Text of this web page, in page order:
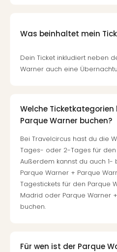
Was beinhaltet mein
Dein Ticket inkludiert neben
Warner auch eine
Welche
Parque Warner buchen?
Bei Travelcircus hast du die
Tages- oder 2-Tages für den
Außerdem kannst du auch 1-
Parque Warner + Parque
Tagestickets für den Parque
Madrid oder Parque Warner
buchen.
Für wen ist der Parque